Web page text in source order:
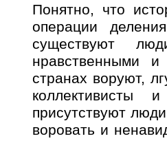
Понятно, что
операции
существуют
нравственными
странах воруют,
коллективисты
присутствуют
воровать и